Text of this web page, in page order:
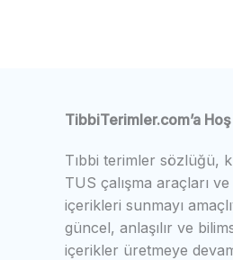
TibbiTerimler.com’a
Tıbbi terimler sözlüğü,
TUS çalışma araçları
içerikleri sunmayı
güncel, anlaşılır ve
içerikler üretmeye